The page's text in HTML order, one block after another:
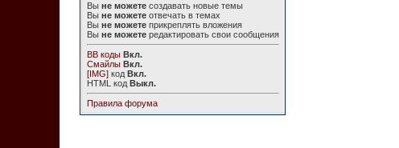
Вы не можете создавать новые темы
Вы не можете отвечать в темах
Вы не можете прикреплять вложения
Вы не можете редактировать свои сообщения
BB коды Вкл.
Смайлы Вкл.
[IMG] код Вкл.
HTML код Выкл.
Правила форума